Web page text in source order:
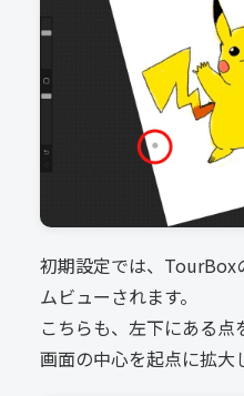
初期設定では、TourBox
ムビューされます。
こちらも、左下にある点
画面の中心を起点に拡大